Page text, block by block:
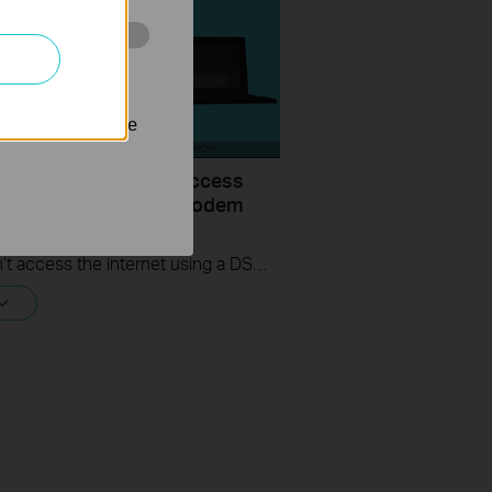
I do if I cannot access
- Using a DSL modem
Link router
za
nastavit, aby se